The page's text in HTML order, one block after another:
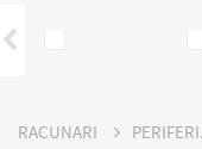
RACUNARI